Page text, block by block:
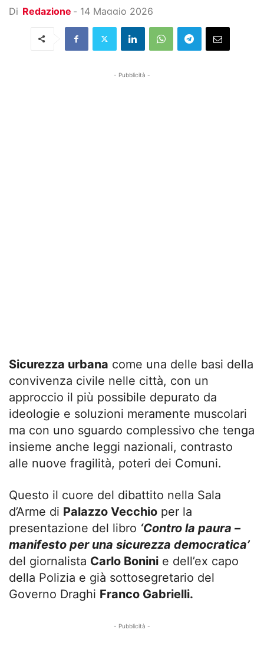
Di Redazione - 14 Maggio 2026
- Pubblicità -
Sicurezza urbana come una delle basi della
convivenza civile nelle città, con un
approccio il più possibile depurato da
ideologie e soluzioni meramente muscolari
ma con uno sguardo complessivo che tenga
insieme anche leggi nazionali, contrasto
alle nuove fragilità, poteri dei Comuni.
Questo il cuore del dibattito nella Sala
d’Arme di Palazzo Vecchio per la
presentazione del libro ‘Contro la paura –
manifesto per una sicurezza democratica’
del giornalista Carlo Bonini e dell’ex capo
della Polizia e già sottosegretario del
Governo Draghi Franco Gabrielli.
- Pubblicità -